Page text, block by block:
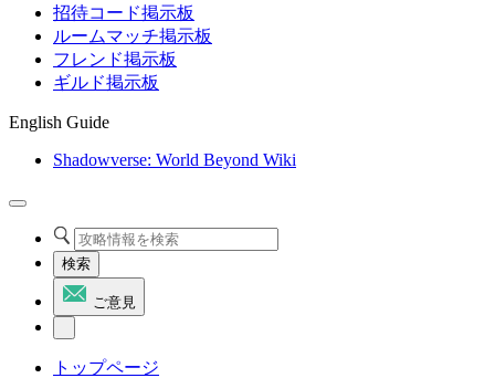
招待コード掲示板
ルームマッチ掲示板
フレンド掲示板
ギルド掲示板
English Guide
Shadowverse: World Beyond Wiki
検索
ご意見
トップページ